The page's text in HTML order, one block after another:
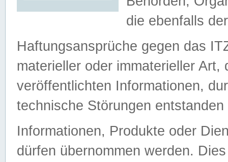
die ebenfalls
Haftungsansprüche gegen das
materieller oder immaterieller
veröffentlichten Informationen,
technische Störungen
Informationen, Produkte oder
dürfen übernommen werden.